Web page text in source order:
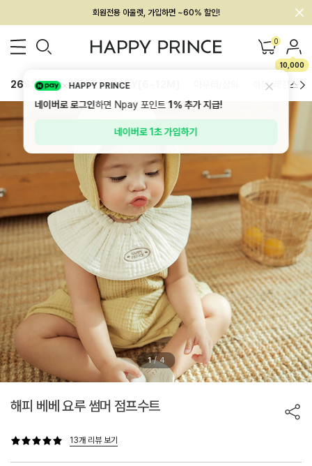
멤버십 최대 28,000원 혜택
0
10,000
26SS 신상 BEST BABY[6~12M] 하의/레깅스
1 / 4
해피 베베 요루 썸머 점프수트
13개 리뷰 보기
HAPPY PRINCE
네이버로 로그인하면 Npay 포인트1%추가 지급!
네이버로 1초 가입하기